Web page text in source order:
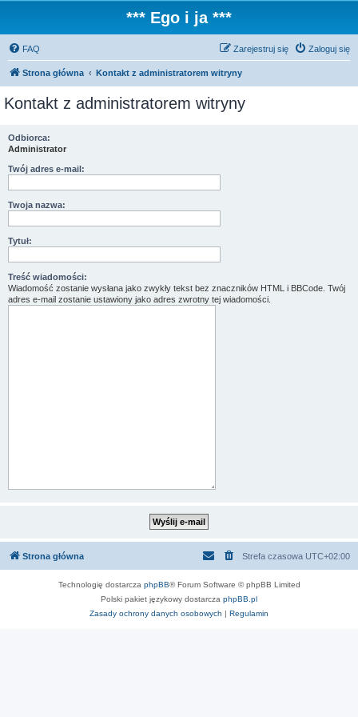
*** Ego i ja ***
FAQ Zaloguj się
Zarejestruj się
Strona główna Kontakt z administratorem witryny
Kontakt z administratorem witryny
Odbiorca:
Administrator
Twój adres e-mail:
Twoja nazwa:
Tytuł:
Treść wiadomości:
Wiadomość zostanie wysłana jako zwykły tekst bez znaczników HTML i BBCode. Twój
adres e-mail zostanie ustawiony jako adres zwrotny tej wiadomości.
Strona główna Strefa czasowa UTC+02:00
Technologię dostarcza phpBB® Forum Software © phpBB Limited
Polski pakiet językowy dostarcza phpBB.pl
Zasady ochrony danych osobowych | Regulamin